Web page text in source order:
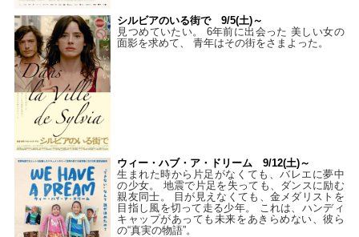
シルビアのいる街で 9/5(土)～
見つめていたい。 6年前に出会った 美しい女の
面影を求めて、 青年はその街をさまよった。
ウィー・ハブ・ア・ドリーム 9/12(土)～
生まれた時から片足がなくても、バレエに夢中
の少女。 地震で片足を失っても、ダンスに励む
親友同士。 目が見えなくても、金メダリストを
目指し風を切って走る少年。 これは、ハンディ
キャップがあっても未来をあきらめない、彼ら
の“真実の物語”。